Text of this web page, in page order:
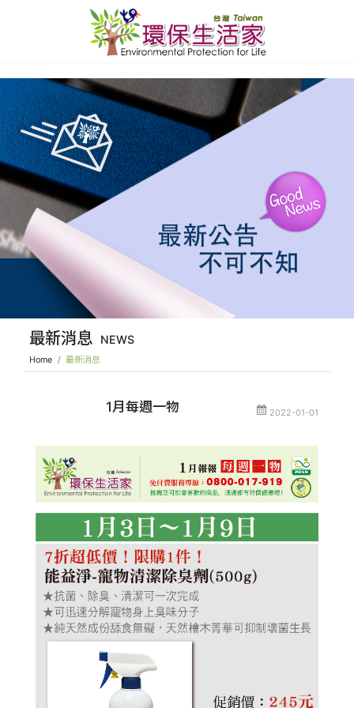
最新消息 NEWS
Home 最新消息
1月每週一物 2022-01-01